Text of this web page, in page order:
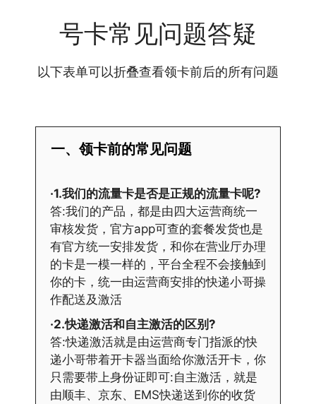
号卡常见问题答疑
以下表单可以折叠查看领卡前后的所有问题
一、领卡前的常见问题
·1.我们的流量卡是否是正规的流量卡呢?
答:我们的产品，都是由四大运营商统一
审核发货，官方app可查的套餐发货也是
有官方统一安排发货，和你在营业厅办理
的卡是一模一样的，平台全程不会接触到
你的卡，统一由运营商安排的快递小哥操
作配送及激活
·2.快递激活和自主激活的区别?
答:快递激活就是由运营商专门指派的快
递小哥带着开卡器当面给你激活开卡，你
只需要带上身份证即可:自主激活，就是
由顺丰、京东、EMS快递送到你的收货